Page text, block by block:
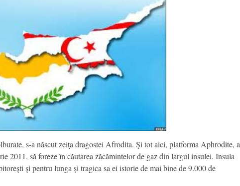
s-a născut zeiţa dragostei Afrodita. Şi tot aici, platforma Aphrodite, a
2011, să foreze în căutarea zăcămintelor de gaz din largul insulei. Insula
şi pentru lunga şi tragica sa ei istorie de mai bine de 9.000 de